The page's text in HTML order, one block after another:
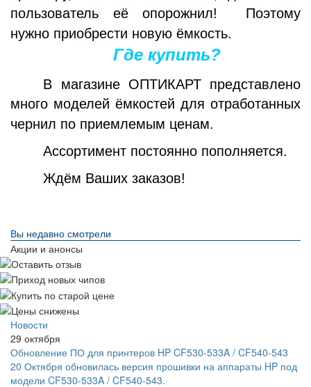
пользователь её опорожнил!
Поэтому
нужно приобрести новую ёмкость.
Где купить?
В магазине ОПТИКАРТ представлено
много моделей ёмкостей для отработанных
чернил по приемлемым ценам.
Ассортимент постоянно пополняется.
Ждём Ваших заказов!
Вы недавно смотрели
Акции и анонсы
Новости
29 октября
Обновление ПО для принтеров HP CF530-533A / CF540-543
20 Октября обновилась версия прошивки на аппараты HP под
модели CF530-533A / CF540-543.